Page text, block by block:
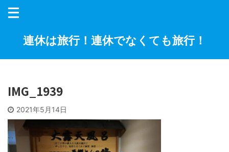
連休は旅行！連休でなくても旅行！
IMG_1939
2021年5月14日